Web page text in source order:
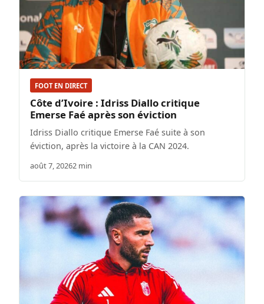
FOOT EN DIRECT
Côte d’Ivoire : Idriss Diallo critique
Emerse Faé après son éviction
Idriss Diallo critique Emerse Faé suite à son
éviction, après la victoire à la CAN 2024.
août 7, 20262 min